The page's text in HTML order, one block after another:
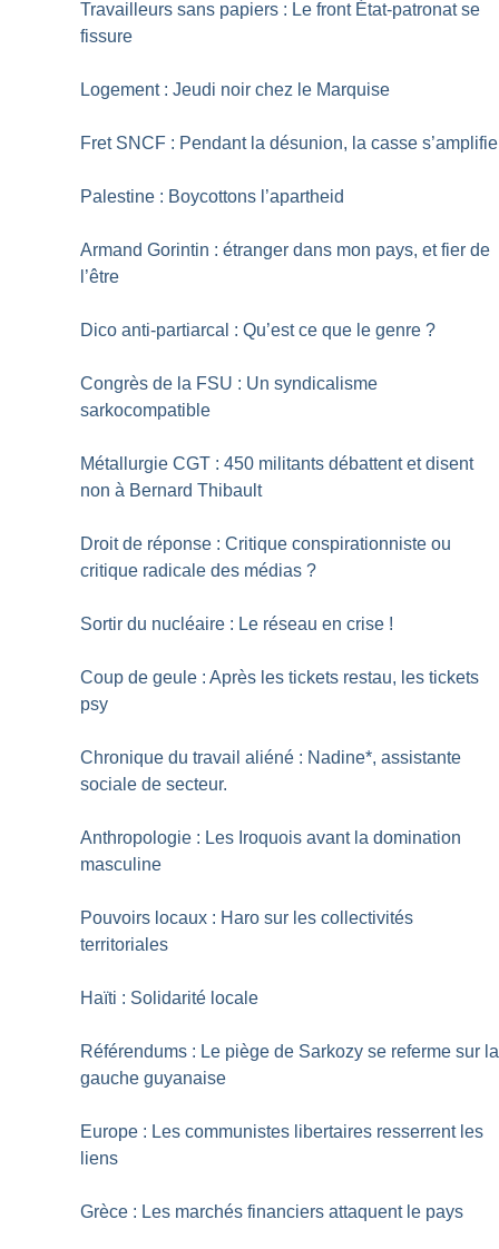
Travailleurs sans papiers : Le front État-patronat se
fissure
Logement : Jeudi noir chez le Marquise
Fret SNCF : Pendant la désunion, la casse s’amplifie
Palestine : Boycottons l’apartheid
Armand Gorintin : étranger dans mon pays, et fier de
l’être
Dico anti-partiarcal : Qu’est ce que le genre ?
Congrès de la FSU : Un syndicalisme
sarkocompatible
Métallurgie CGT : 450 militants débattent et disent
non à Bernard Thibault
Droit de réponse : Critique conspirationniste ou
critique radicale des médias ?
Sortir du nucléaire : Le réseau en crise !
Coup de geule : Après les tickets restau, les tickets
psy
Chronique du travail aliéné : Nadine*, assistante
sociale de secteur.
Anthropologie : Les Iroquois avant la domination
masculine
Pouvoirs locaux : Haro sur les collectivités
territoriales
Haïti : Solidarité locale
Référendums : Le piège de Sarkozy se referme sur la
gauche guyanaise
Europe : Les communistes libertaires resserrent les
liens
Grèce : Les marchés financiers attaquent le pays